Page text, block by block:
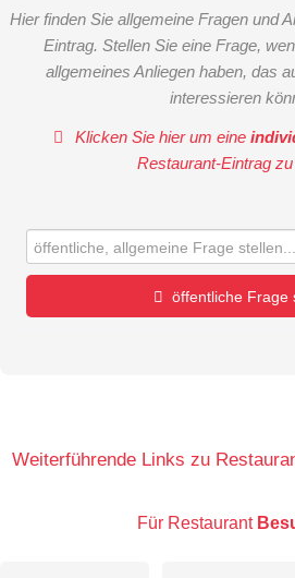
Hier finden Sie allgemeine Fragen und
Eintrag. Stellen Sie eine Frage,
allgemeines Anliegen haben, das
interessieren
Klicken Sie hier um eine
Restaurant-Eintrag
öffentliche Frage
E-Mail-Adresse (wird nicht
Weiterführende Links zu
Für Restaurant